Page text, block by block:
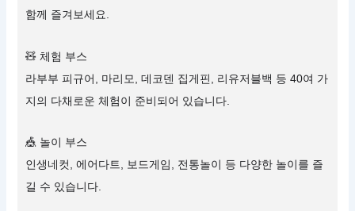
함께 즐겨보세요.
🧸 체험 부스
라부부 피규어, 마리모, 데코덴 집게핀, 리유저블백 등 40여 가
지의 다채로운 체험이 준비되어 있습니다.
🎪 놀이 부스
인생네컷, 에어다트, 보드게임, 전통놀이 등 다양한 놀이를 즐
길 수 있습니다.